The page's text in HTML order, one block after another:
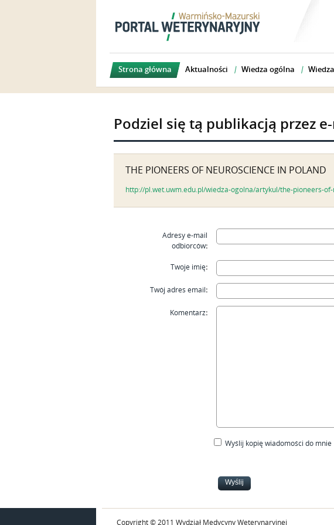
Strona główna Aktualności Wiedza ogólna
Podziel się tą publikacją przez e-
THE PIONEERS OF NEUROSCIENCE IN POLAND
http://pl.wet.uwm.edu.pl/wiedza-ogolna/artykul/the-pioneers-
Adresy e-mail
odbiorców:
Twoje imię:
Twój adres email :
Komentarz:
Wyślij kopię wiadomości do mnie
Copyright © 2011 Wydział Medycyny Weterynaryjnej